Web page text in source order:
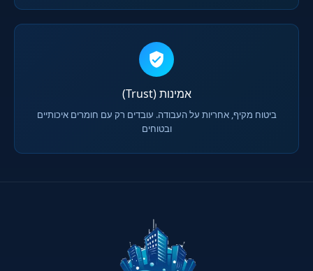
אמינות (Trust)
ביטוח מקיף, אחריות על העבודה. עובדים רק עם חומרים איכותיים
ובטוחים